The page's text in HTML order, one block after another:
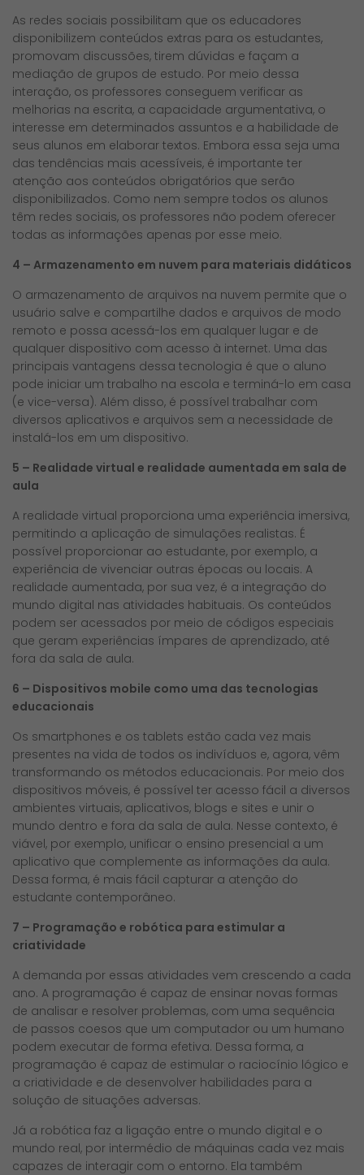
As redes sociais possibilitam que os educadores
disponibilizem conteúdos extras para os estudantes,
promovam discussões, tirem dúvidas e façam a
mediação de grupos de estudo. Por meio dessa
interação, os professores conseguem verificar as
melhorias na escrita, a capacidade argumentativa, o
interesse em determinados assuntos e a habilidade de
seus alunos em elaborar textos. Embora essa seja uma
das tendências mais acessíveis, é importante ter
atenção aos conteúdos obrigatórios que serão
disponibilizados. Como nem sempre todos os alunos
têm redes sociais, os professores não podem oferecer
todas as informações apenas por esse meio.
4 – Armazenamento em nuvem para materiais didáticos
O armazenamento de arquivos na nuvem permite que o
usuário salve e compartilhe dados e arquivos de modo
remoto e possa acessá-los em qualquer lugar e de
qualquer dispositivo com acesso à internet. Uma das
principais vantagens dessa tecnologia é que o aluno
pode iniciar um trabalho na escola e terminá-lo em casa
(e vice-versa). Além disso, é possível trabalhar com
diversos aplicativos e arquivos sem a necessidade de
instalá-los em um dispositivo.
5 – Realidade virtual e realidade aumentada em sala de
aula
A realidade virtual proporciona uma experiência imersiva,
permitindo a aplicação de simulações realistas. É
possível proporcionar ao estudante, por exemplo, a
experiência de vivenciar outras épocas ou locais. A
realidade aumentada, por sua vez, é a integração do
mundo digital nas atividades habituais. Os conteúdos
podem ser acessados por meio de códigos especiais
que geram experiências ímpares de aprendizado, até
fora da sala de aula.
6 – Dispositivos mobile como uma das tecnologias
educacionais
Os smartphones e os tablets estão cada vez mais
presentes na vida de todos os indivíduos e, agora, vêm
transformando os métodos educacionais. Por meio dos
dispositivos móveis, é possível ter acesso fácil a diversos
ambientes virtuais, aplicativos, blogs e sites e unir o
mundo dentro e fora da sala de aula. Nesse contexto, é
viável, por exemplo, unificar o ensino presencial a um
aplicativo que complemente as informações da aula.
Dessa forma, é mais fácil capturar a atenção do
estudante contemporâneo.
7 – Programação e robótica para estimular a
criatividade
A demanda por essas atividades vem crescendo a cada
ano. A programação é capaz de ensinar novas formas
de analisar e resolver problemas, com uma sequência
de passos coesos que um computador ou um humano
podem executar de forma efetiva. Dessa forma, a
programação é capaz de estimular o raciocínio lógico e
a criatividade e de desenvolver habilidades para a
solução de situações adversas.
Já a robótica faz a ligação entre o mundo digital e o
mundo real, por intermédio de máquinas cada vez mais
capazes de interagir com o entorno. Ela também